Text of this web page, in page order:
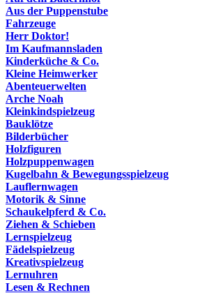
Aus der Puppenstube
Fahrzeuge
Herr Doktor!
Im Kaufmannsladen
Kinderküche & Co.
Kleine Heimwerker
Abenteuerwelten
Arche Noah
Kleinkindspielzeug
Bauklötze
Bilderbücher
Holzfiguren
Holzpuppenwagen
Kugelbahn & Bewegungsspielzeug
Lauflernwagen
Motorik & Sinne
Schaukelpferd & Co.
Ziehen & Schieben
Lernspielzeug
Fädelspielzeug
Kreativspielzeug
Lernuhren
Lesen & Rechnen